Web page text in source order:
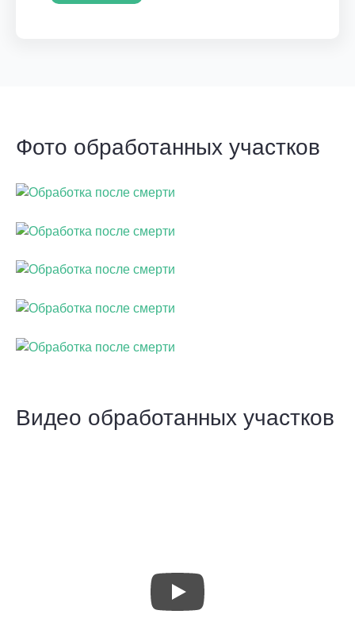
Фото обработанных участков
Видео обработанных участков